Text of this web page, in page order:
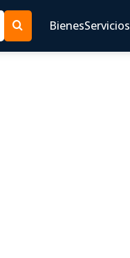
BienesServicios